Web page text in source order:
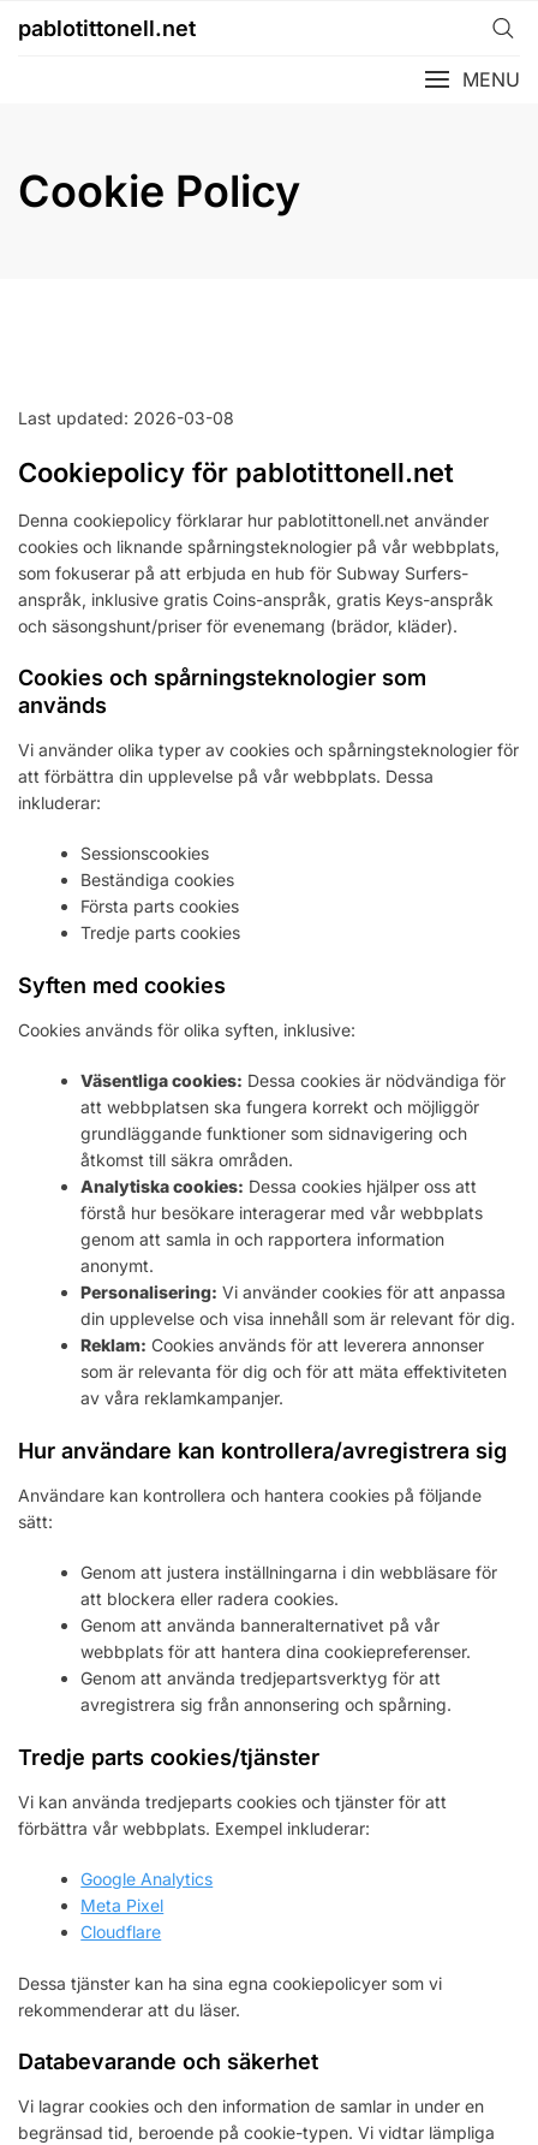
pablotittonell.net
MENU
Cookie Policy
Last updated: 2026-03-08
Cookiepolicy för pablotittonell.net
Denna cookiepolicy förklarar hur pablotittonell.net använder
cookies och liknande spårningsteknologier på vår webbplats,
som fokuserar på att erbjuda en hub för Subway Surfers-
anspråk, inklusive gratis Coins-anspråk, gratis Keys-anspråk
och säsongshunt/priser för evenemang (brädor, kläder).
Cookies och spårningsteknologier som
används
Vi använder olika typer av cookies och spårningsteknologier för
att förbättra din upplevelse på vår webbplats. Dessa
inkluderar:
Sessionscookies
Beständiga cookies
Första parts cookies
Tredje parts cookies
Syften med cookies
Cookies används för olika syften, inklusive:
Väsentliga cookies: Dessa cookies är nödvändiga för
att webbplatsen ska fungera korrekt och möjliggör
grundläggande funktioner som sidnavigering och
åtkomst till säkra områden.
Analytiska cookies: Dessa cookies hjälper oss att
förstå hur besökare interagerar med vår webbplats
genom att samla in och rapportera information
anonymt.
Personalisering: Vi använder cookies för att anpassa
din upplevelse och visa innehåll som är relevant för dig.
Reklam: Cookies används för att leverera annonser
som är relevanta för dig och för att mäta effektiviteten
av våra reklamkampanjer.
Hur användare kan kontrollera/avregistrera sig
Användare kan kontrollera och hantera cookies på följande
sätt:
Genom att justera inställningarna i din webbläsare för
att blockera eller radera cookies.
Genom att använda banneralternativet på vår
webbplats för att hantera dina cookiepreferenser.
Genom att använda tredjepartsverktyg för att
avregistrera sig från annonsering och spårning.
Tredje parts cookies/tjänster
Vi kan använda tredjeparts cookies och tjänster för att
förbättra vår webbplats. Exempel inkluderar:
Google Analytics
Meta Pixel
Cloudflare
Dessa tjänster kan ha sina egna cookiepolicyer som vi
rekommenderar att du läser.
Databevarande och säkerhet
Vi lagrar cookies och den information de samlar in under en
begränsad tid, beroende på cookie-typen. Vi vidtar lämpliga